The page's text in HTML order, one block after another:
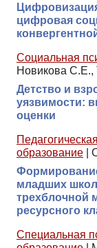
цифровая
Социальная
Новикова
Детство и
уязвимости:
оценки
образование
младших
трехблочной
ресурсного
Специальная